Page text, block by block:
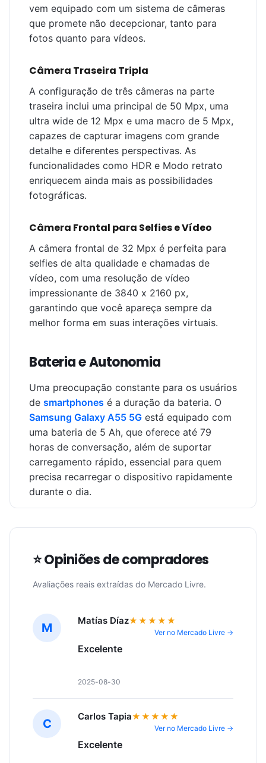
vem equipado com um sistema de câmeras
que promete não decepcionar, tanto para
fotos quanto para vídeos.
Câmera Traseira Tripla
A configuração de três câmeras na parte
traseira inclui uma principal de 50 Mpx, uma
ultra wide de 12 Mpx e uma macro de 5 Mpx,
capazes de capturar imagens com grande
detalhe e diferentes perspectivas. As
funcionalidades como HDR e Modo retrato
enriquecem ainda mais as possibilidades
fotográficas.
Câmera Frontal para Selfies e Vídeo
A câmera frontal de 32 Mpx é perfeita para
selfies de alta qualidade e chamadas de
vídeo, com uma resolução de vídeo
impressionante de 3840 x 2160 px,
garantindo que você apareça sempre da
melhor forma em suas interações virtuais.
Bateria e Autonomia
Uma preocupação constante para os usuários
de smartphones é a duração da bateria. O
Samsung Galaxy A55 5G está equipado com
uma bateria de 5 Ah, que oferece até 79
horas de conversação, além de suportar
carregamento rápido, essencial para quem
precisa recarregar o dispositivo rapidamente
durante o dia.
⭐ Opiniões de compradores
Avaliações reais extraídas do Mercado Livre.
M Matías Díaz★★★★★
Ver no Mercado Livre →
Excelente
2025-08-30
C Carlos Tapia★★★★★
Ver no Mercado Livre →
Excelente